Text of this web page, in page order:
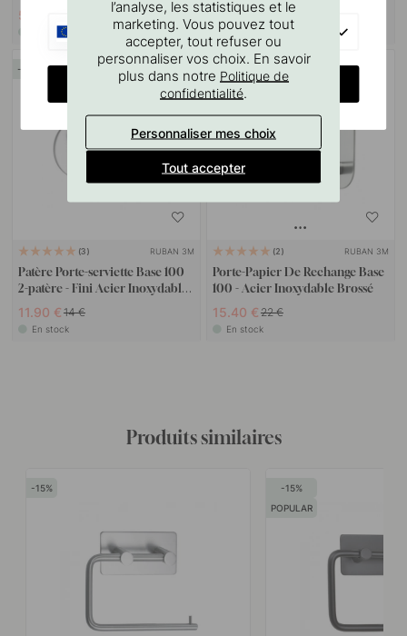
56.35 €
En stock
3.06 €3.60 €
En stock
3 RUBAN 3M
Patère Porte-serviette Base 100
2-patère - Fini Acier Inoxydable
11.90 € 14 €
En stock
30
2 RUBAN 3M
Porte-Papier De Rechange Base
100 - Acier Inoxydable Brossé
15.40 € 22 €
En stock
Produits similaires
15
15
POPULAR
l’analyse, les statistiques et le
marketing. Vous pouvez tout
accepter, tout refuser ou
personnaliser vos choix. En savoir
plus dans notre Politique de
confidentialité.
Personnaliser mes choix
Tout accepter
CHANGE COUNTRY